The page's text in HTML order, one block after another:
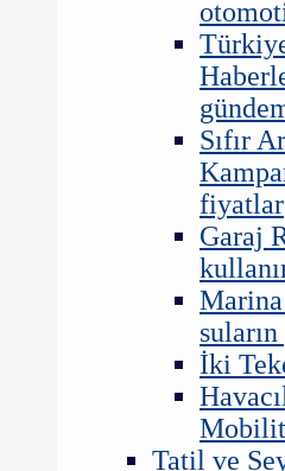
Sıfır
fiyatlar
Garaj
İki
Tatil ve